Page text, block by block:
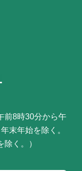
前8時30分から午
末年始を除く。
除く。）